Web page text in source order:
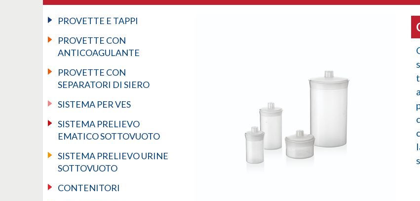
PROVETTE E TAPPI
PROVETTE CON
ANTICOAGULANTE
PROVETTE CON
SEPARATORI DI SIERO
SISTEMA PER VES
SISTEMA PRELIEVO
EMATICO SOTTOVUOTO
SISTEMA PRELIEVO URINE
SOTTOVUOTO
CONTENITORI